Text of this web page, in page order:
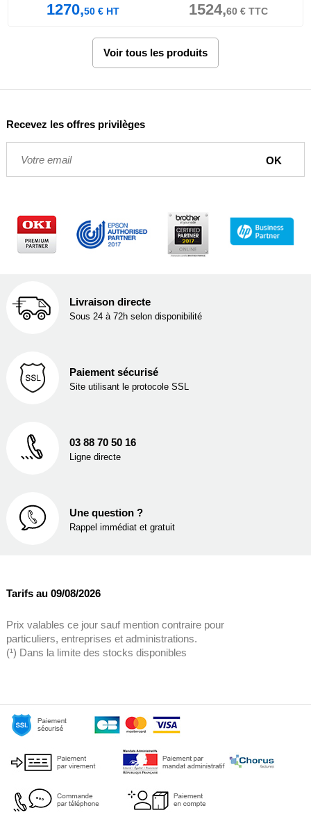
1270,50€HT 1524,60€TTC
Voir tous les produits
Recevez les offres privilèges
Livraison directe
Sous 24 à 72h selon disponibilité
Paiement sécurisé
Site utilisant le protocole SSL
03 88 70 50 16
Ligne directe
Une question ?
Rappel immédiat et gratuit
Tarifs au 09/08/2026
Prix valables ce jour sauf mention contraire pour
particuliers, entreprises et administrations.
(¹) Dans la limite des stocks disponibles